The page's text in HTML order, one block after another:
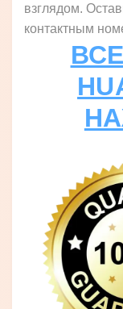
взглядом.
контактным